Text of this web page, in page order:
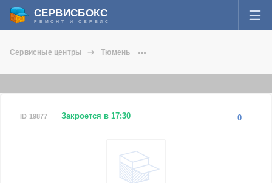
СЕРВИСБОКС
РЕМОНТ И СЕРВИС
Я забыл пароль
СЕРВИСЫ И МАСТЕРА
Сервисные центры
Тюмень
ID 19877 Закроется в 17:30 0